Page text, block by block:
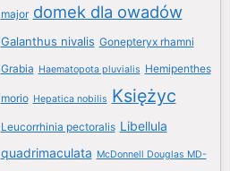
major domek dla owadów
Galanthus nivalis Gonepteryx rhamni
Grabia Haematopota pluvialis Hemipenthes
morio Hepatica nobilis Księżyc
Leucorrhinia pectoralis Libellula
quadrimaculata McDonnell Douglas MD-